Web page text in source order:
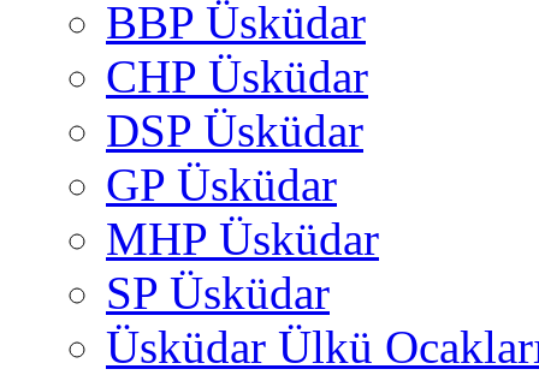
BBP Üsküdar
CHP Üsküdar
DSP Üsküdar
GP Üsküdar
MHP Üsküdar
SP Üsküdar
Üsküdar Ülkü